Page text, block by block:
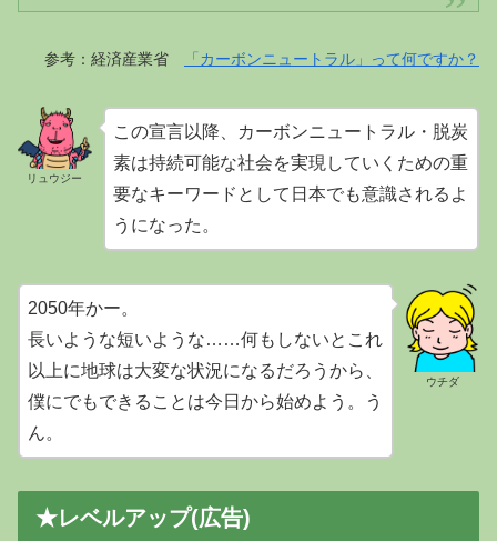
参考：経済産業省 「カーボンニュートラル」って何ですか？
リュウジー
この宣言以降、カーボンニュートラル・脱炭
素は持続可能な社会を実現していくための重
要なキーワードとして日本でも意識されるよ
うになった。
ウチダ
2050年かー。
長いような短いような……何もしないとこれ
以上に地球は大変な状況になるだろうから、
僕にでもできることは今日から始めよう。う
ん。
★レベルアップ(広告)